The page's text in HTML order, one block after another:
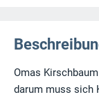
Omas
darum muss sich